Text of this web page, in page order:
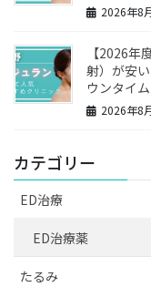
2026年8
【2026年
射）が安
ウンタイ
2026年8
カテゴリー
ED治療
ED治療薬
たるみ